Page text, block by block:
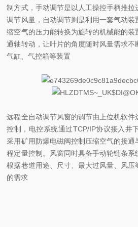
制方式，手动调节是以人工操控手柄推
调节风量，自动调节则是利用一套气动
缩空气的压力能转换为旋转的机械能的
通轴转动，让叶片的角度随时风量需求
气缸、气控箱等装置
远程全自动调节风窗的调节由上位机软
控制，电控系统通过TCP/IP协议接入井
采用矿用防爆电磁阀控制压缩空气的接
程定量控制。风窗同时具备手动轮链条系
根据巷道用途、尺寸、最大过风量、风压
的需求